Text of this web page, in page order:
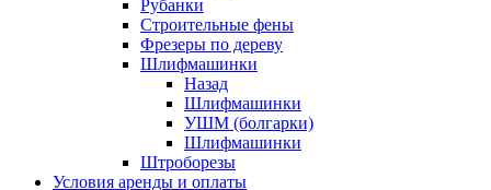
Рубанки
Строительные фены
Фрезеры по дереву
Шлифмашинки
Назад
Шлифмашинки
УШМ (болгарки)
Шлифмашинки
Штроборезы
Условия аренды и оплаты